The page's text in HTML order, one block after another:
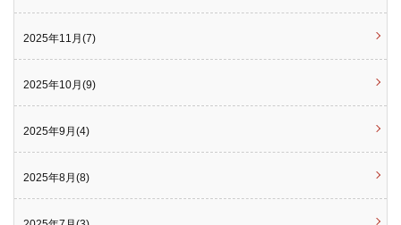
2025年11月(7)
2025年10月(9)
2025年9月(4)
2025年8月(8)